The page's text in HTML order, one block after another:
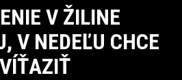
V ŽILINE
V NEDEĽU CHCE